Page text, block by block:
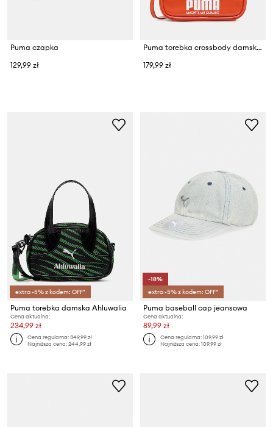
Puma czapka
129,99 zł
Puma torebka crossbody damska 1976 Micro Grip
179,99 zł
extra -5% z kodem: OFF*
Puma torebka damska Ahluwalia
Cena aktualna:
234,99 zł
Cena regularna:349,99 zł
Najniższa cena:244,99 zł
-18%
extra -5% z kodem: OFF*
Puma baseball cap jeansowa
Cena aktualna:
89,99 zł
Cena regularna:109,99 zł
Najniższa cena:109,99 zł